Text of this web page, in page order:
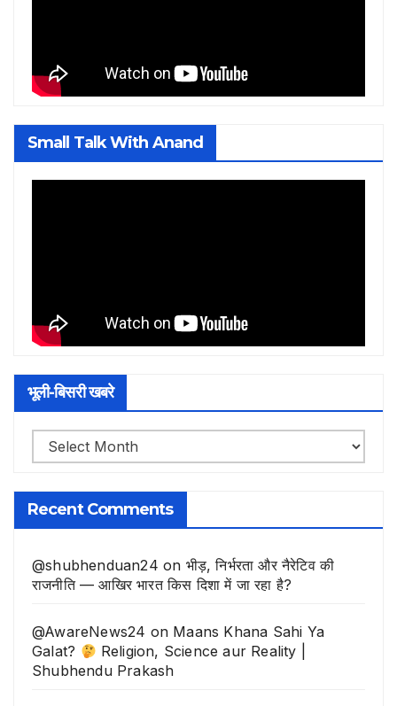
Small Talk With Anand
भूली-बिसरी खबरे
भूली-
बिसरी
खबरे
Recent Comments
@shubhenduan24 on भीड़, निर्भरता और नैरेटिव की
राजनीति — आखिर भारत किस दिशा में जा रहा है?
@AwareNews24 on Maans Khana Sahi Ya
Galat?
Religion, Science aur Reality |
Shubhendu Prakash